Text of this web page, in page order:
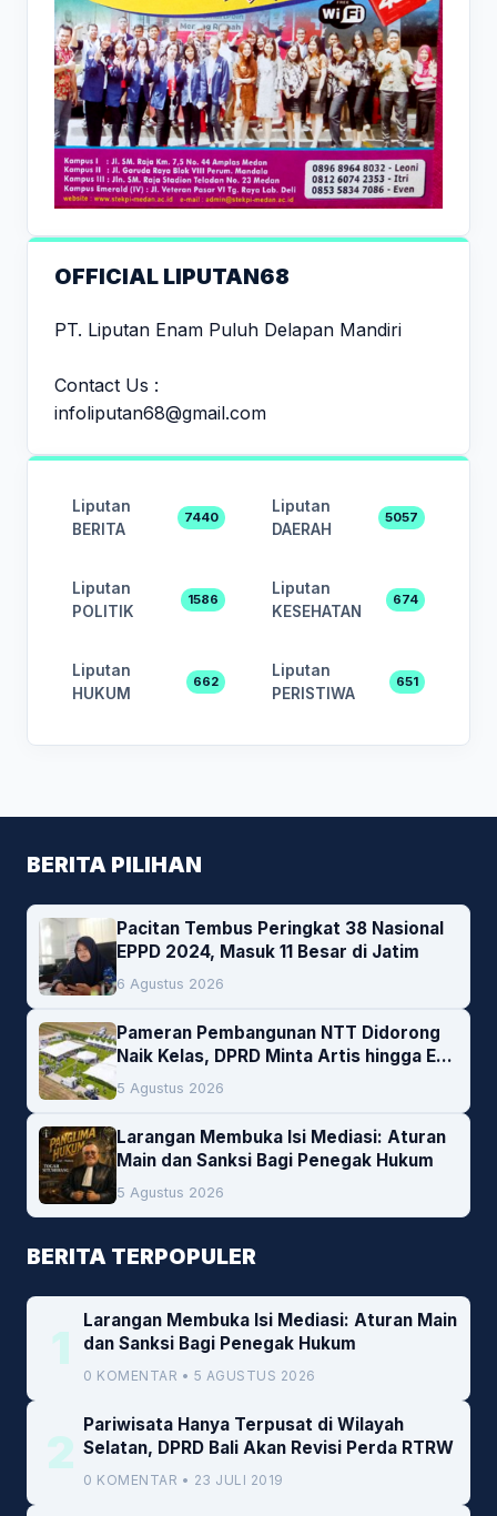
OFFICIAL LIPUTAN68
PT. Liputan Enam Puluh Delapan Mandiri
Contact Us :
infoliputan68@gmail.com
Liputan
BERITA
7440
Liputan
DAERAH
5057
Liputan
POLITIK
1586
Liputan
KESEHATAN
674
Liputan
HUKUM
662
Liputan
PERISTIWA
651
BERITA PILIHAN
Pacitan Tembus Peringkat 38 Nasional
EPPD 2024, Masuk 11 Besar di Jatim
6 Agustus 2026
Pameran Pembangunan NTT Didorong
Naik Kelas, DPRD Minta Artis hingga EO
Lokal Jadi Prioritas
5 Agustus 2026
Larangan Membuka Isi Mediasi: Aturan
Main dan Sanksi Bagi Penegak Hukum
5 Agustus 2026
BERITA TERPOPULER
1
Larangan Membuka Isi Mediasi: Aturan Main
dan Sanksi Bagi Penegak Hukum
0 KOMENTAR • 5 AGUSTUS 2026
2
Pariwisata Hanya Terpusat di Wilayah
Selatan, DPRD Bali Akan Revisi Perda RTRW
0 KOMENTAR • 23 JULI 2019